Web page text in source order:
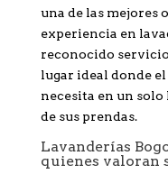
una de las mejores
experiencia en
reconocido
lugar ideal donde
necesita en un
de sus prendas.
Lavanderías
quienes valoran